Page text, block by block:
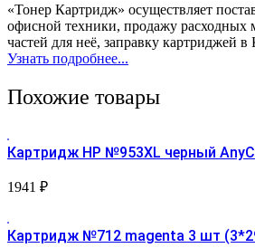
«Тонер Картридж» осуществляет
офисной техники, продажу расходных
частей для неё, заправку картриджей
Узнать подробнее...
Похожие товары
Картридж HP №953XL черный
1941 ₽
Картридж №712 magenta 3 шт